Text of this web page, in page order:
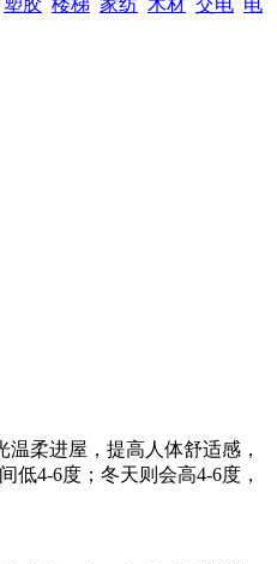
柔进屋，提高人体舒适感，
4-6度；冬天则会高4-6度，